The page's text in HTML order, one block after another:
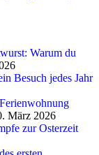
Warum du
Besuch jedes Jahr
März 2026
zur Osterzeit